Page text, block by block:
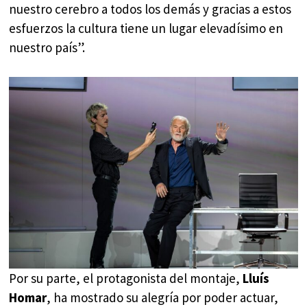
nuestro cerebro a todos los demás y gracias a estos
esfuerzos la cultura tiene un lugar elevadísimo en
nuestro país”.
Por su parte, el protagonista del montaje, Lluís
Homar, ha mostrado su alegría por poder actuar,